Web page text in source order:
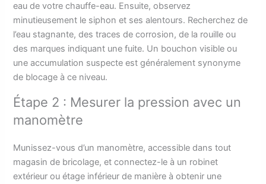
eau de votre chauffe-eau. Ensuite, observez
minutieusement le siphon et ses alentours. Recherchez de
l’eau stagnante, des traces de corrosion, de la rouille ou
des marques indiquant une fuite. Un bouchon visible ou
une accumulation suspecte est généralement synonyme
de blocage à ce niveau.
Étape 2 : Mesurer la pression avec un
manomètre
Munissez-vous d’un manomètre, accessible dans tout
magasin de bricolage, et connectez-le à un robinet
extérieur ou étage inférieur de manière à obtenir une